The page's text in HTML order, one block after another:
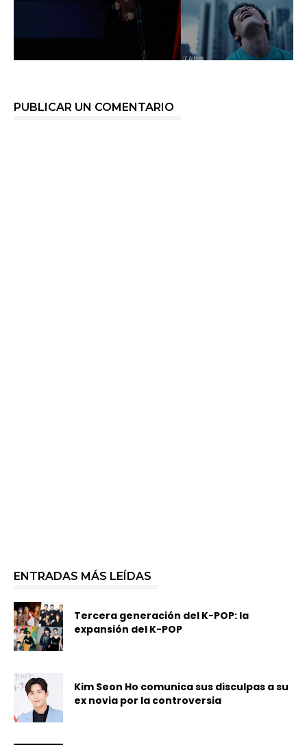
PUBLICAR UN COMENTARIO
ENTRADAS MÁS LEÍDAS
Tercera generación del K-POP: la
expansión del K-POP
Kim Seon Ho comunica sus disculpas a su
ex novia por la controversia